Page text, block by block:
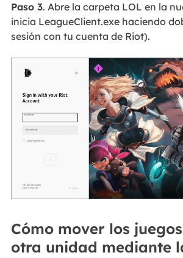
Paso 3. Abre la carpeta LOL en la
inicia LeagueClient.exe haciendo
sesión con tu cuenta de Riot).
Cómo mover los
otra unidad mediante